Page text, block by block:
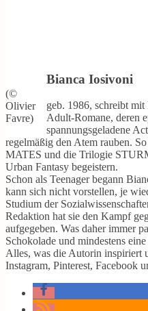
(©
Olivier
Favre)
Bianca Iosivoni
geb. 1986, schreibt
Adult-Romane, deren
spannungsgeladene
regelmäßig den Atem rauben.
MATES und die Trilogie
Urban Fantasy begeistern.
Schon als Teenager begann
kann sich nicht vorstellen, je
Studium der
Redaktion hat sie den Kampf
aufgegeben. Was daher immer
Schokolade und mindestens
Alles, was die Autorin inspiriert
Instagram, Pinterest, Facebook